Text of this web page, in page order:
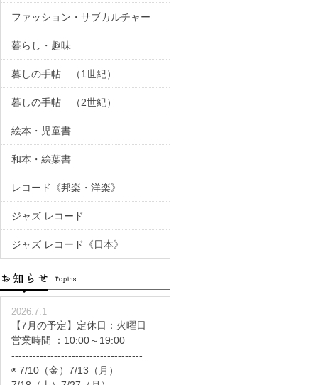
ファッション・サブカルチャー
暮らし・趣味
暮しの手帖 （1世紀）
暮しの手帖 （2世紀）
絵本・児童書
和本・絵葉書
レコード《邦楽・洋楽》
ジャズ レコード
ジャズ レコード《日本》
2026.7.1
【7月の予定】定休日：火曜日
営業時間 ：10:00～19:00
-------------------------------------
◉ 7/10（金）7/13（月）